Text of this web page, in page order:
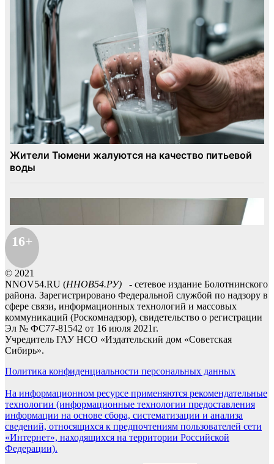
16+
© 2021
NNOV54.RU (ННОВ54.РУ) - сетевое издание Болотнинского
района. Зарегистрировано Федеральной службой по надзору в
сфере связи, информационных технологий и массовых
коммуникаций (Роскомнадзор), свидетельство о регистрации
Эл № ФС77-81542 от 16 июля 2021г.
Учредитель ГАУ НСО «Издательский дом «Советская
Сибирь».
Политика конфиденциальности персональных данных
На информационном ресурсе применяются рекомендательные
технологии (информационные технологии предоставления
информации на основе сбора, систематизации и анализа
сведений, относящихся к предпочтениям пользователей сети
«Интернет», находящихся на территории Российской
Федерации).